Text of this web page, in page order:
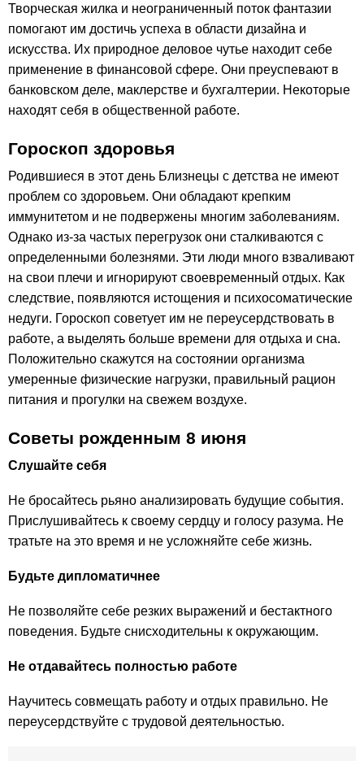
Творческая жилка и неограниченный поток фантазии
помогают им достичь успеха в области дизайна и
искусства. Их природное деловое чутье находит себе
применение в финансовой сфере. Они преуспевают в
банковском деле, маклерстве и бухгалтерии. Некоторые
находят себя в общественной работе.
Гороскоп здоровья
Родившиеся в этот день Близнецы с детства не имеют
проблем со здоровьем. Они обладают крепким
иммунитетом и не подвержены многим заболеваниям.
Однако из-за частых перегрузок они сталкиваются с
определенными болезнями. Эти люди много взваливают
на свои плечи и игнорируют своевременный отдых. Как
следствие, появляются истощения и психосоматические
недуги. Гороскоп советует им не переусердствовать в
работе, а выделять больше времени для отдыха и сна.
Положительно скажутся на состоянии организма
умеренные физические нагрузки, правильный рацион
питания и прогулки на свежем воздухе.
Советы рожденным 8 июня
Слушайте себя
Не бросайтесь рьяно анализировать будущие события.
Прислушивайтесь к своему сердцу и голосу разума. Не
тратьте на это время и не усложняйте себе жизнь.
Будьте дипломатичнее
Не позволяйте себе резких выражений и бестактного
поведения. Будьте снисходительны к окружающим.
Не отдавайтесь полностью работе
Научитесь совмещать работу и отдых правильно. Не
переусердствуйте с трудовой деятельностью.